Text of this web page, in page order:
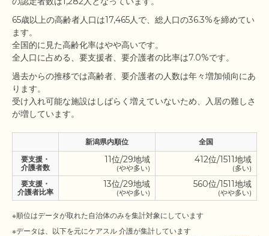
65歳以上の高齢者人口は17,465人で、総人口の36.3%を締めてい
ます。
全国的に見た高齢化率はやや高いです。
過去からの推移では高齢者、要介護者の人数は年々増加傾向にあ
ります。
受け入れ可能な施設はしばらく増えていないため、入居の難しさ
新潟県内順位
全国
要支援・
介護者数
11位/29地域
(やや多い)
412位/1511地域
(多い)
要支援・
介護者比率
13位/29地域
(やや多い)
560位/1511地域
(やや多い)
※順位はデータが取れた自治体のみを集計対象にしています
※データは、以下を元にケアスル 介護が集計しています